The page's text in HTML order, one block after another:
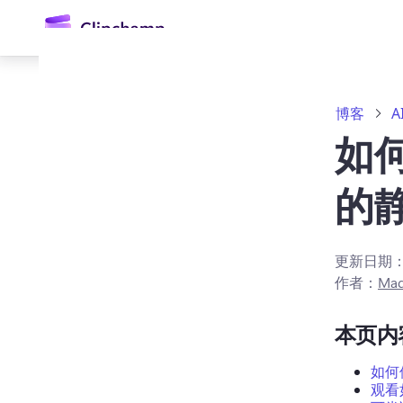
容
博客
如
的
更新日期
作者：
本页内
如何
观看